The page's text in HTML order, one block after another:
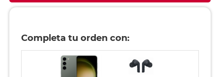
Completa tu orden con: